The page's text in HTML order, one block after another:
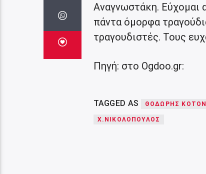
Αναγνωστάκη. Εύχομαι
πάντα όμορφα
τραγουδιστές. Τους
Πηγή: στο Ogdoo.gr:
TAGGED AS ΘΟΔΩΡΉΣ
Χ.ΝΙΚΟΛΌΠΟΥΛΟΣ